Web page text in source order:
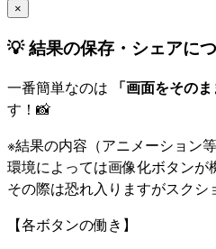
×
💡 結果の保存・シェアに
一番簡単なのは 「画面をその
す！📸
※結果の内容（アニメーション
環境によっては画像化ボタンが
その際は恐れ入りますがスクシ
【各ボタンの働き】